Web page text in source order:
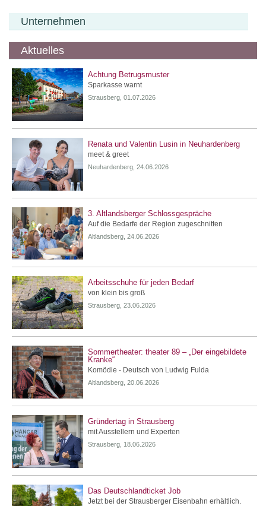
Unternehmen
Aktuelles
Achtung Betrugsmuster
Sparkasse warnt
Strausberg, 01.07.2026
Renata und Valentin Lusin in Neuhardenberg
meet & greet
Neuhardenberg, 24.06.2026
3. Altlandsberger Schlossgespräche
Auf die Bedarfe der Region zugeschnitten
Altlandsberg, 24.06.2026
Arbeitsschuhe für jeden Bedarf
von klein bis groß
Strausberg, 23.06.2026
Sommertheater: theater 89 – „Der eingebildete
Kranke“
Komödie - Deutsch von Ludwig Fulda
Altlandsberg, 20.06.2026
Gründertag in Strausberg
mit Ausstellern und Experten
Strausberg, 18.06.2026
Das Deutschlandticket Job
Jetzt bei der Strausberger Eisenbahn erhältlich.